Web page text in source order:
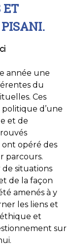
ET
année une
du
Ces
d’une
et de
ont opéré des
parcours.
de situations
de la façon
amenés à y
les liens et
et
sur